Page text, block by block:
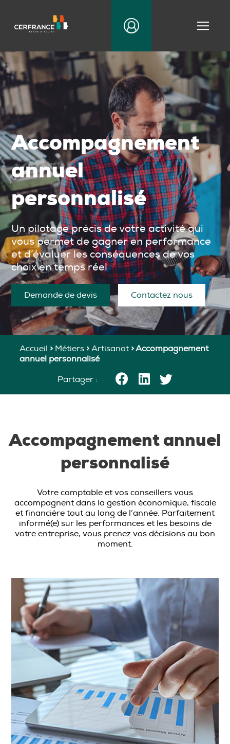
|||
Accompagnement
annuel
personnalisé
Un pilotage précis de votre activité qui
vous permet de gagner en performance
et d’évaluer les conséquences de vos
choix en temps réel
Demande de devis Contactez nous
Accueil > Métiers >Artisanat >Accompagnement
annuel personnalisé
Partager :
Accompagnement annuel
personnalisé
Votre comptable et vos conseillers vous
accompagnent dans la gestion économique, fiscale
et financière tout au long de l’année. Parfaitement
informé(e) sur les performances et les besoins de
votre entreprise, vous prenez vos décisions au bon
moment.